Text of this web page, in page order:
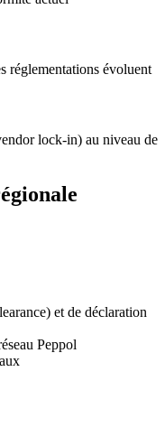
réglementations évoluent
lock-in) au niveau de
et de déclaration
Peppol